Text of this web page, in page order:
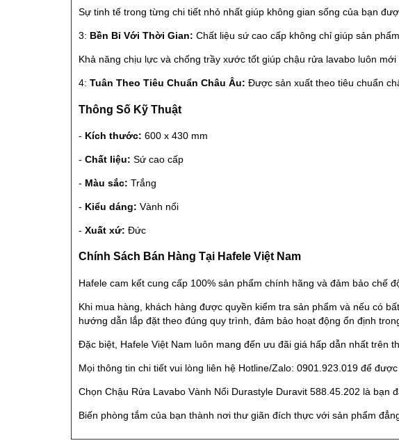
Sự tinh tế trong từng chi tiết nhỏ nhất giúp không gian sống của bạn
3: Bền Bỉ Với Thời Gian: Chất liệu sứ cao cấp không chỉ giúp sản
Khả năng chịu lực và chống trầy xước tốt giúp chậu rửa lavabo luôn mới
4: Tuân Theo Tiêu Chuẩn Châu Âu: Được sản xuất theo tiêu chuẩn
Thông Số Kỹ Thuật
- Kích thước: 600 x 430 mm
- Chất liệu: Sứ cao cấp
- Màu sắc: Trắng
- Kiểu dáng: Vành nổi
- Xuất xứ: Đức
Chính Sách Bán Hàng Tại Hafele Việt Nam
Hafele cam kết cung cấp 100% sản phẩm chính hãng và đảm bảo chế
Khi mua hàng, khách hàng được quyền kiểm tra sản phẩm và nếu có
hướng dẫn lắp đặt theo đúng quy trình, đảm bảo hoạt động ổn định
Đặc biệt, Hafele Việt Nam luôn mang đến ưu đãi giá hấp dẫn nhất trên
Mọi thông tin chi tiết vui lòng liên hệ Hotline/Zalo: 0901.923.019 để
Chọn Chậu Rửa Lavabo Vành Nổi Durastyle Duravit 588.45.202 là bạn
Biến phòng tắm của bạn thành nơi thư giãn đích thực với sản phẩm